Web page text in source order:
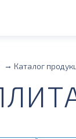
Каталог